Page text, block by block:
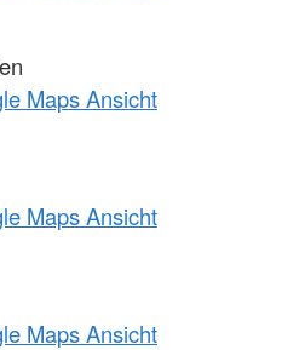
Maps Ansicht
Maps Ansicht
Maps Ansicht